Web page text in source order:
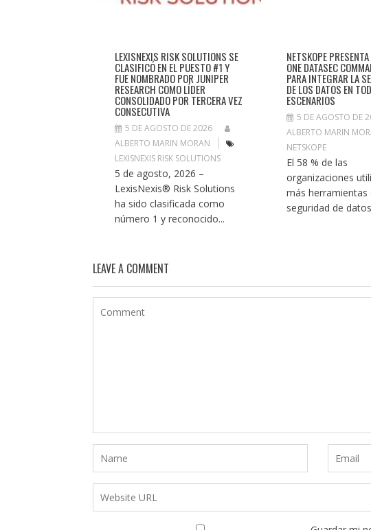
LEXISNEXIS RISK SOLUTIONS SE
CLASIFICÓ EN EL PUESTO #1 Y
FUE NOMBRADO POR JUNIPER
RESEARCH COMO LÍDER
CONSOLIDADO POR TERCERA VEZ
CONSECUTIVA
5 DE AGOSTO DE 2026
ALBERTO MARIN MORAN
LEXISNEXIS RISK SOLUTIONS
5 de agosto, 2026 –
LexisNexis® Risk Solutions
ha sido clasificada como
número 1 y reconocido...
NETSKOPE
ONE DATASEC
PARA INTEGRAR LA
DE LOS DATOS EN
ESCENARIOS
5 DE AGOSTO DE
ALBERTO MARIN
NETSKOPE
El 58 % de las
organizaciones
más herramientas
seguridad de
LEAVE A COMMENT